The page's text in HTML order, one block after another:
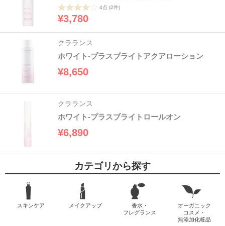
4点 (2件)
¥3,780
クラランス
ホワイト-プラスブライトアクアローション
¥8,650
クラランス
ホワイト-プラスブライトロールオン
¥6,890
カテゴリから探す
スキンケア メイクアップ
香水・
フレグランス
オーガニック
コスメ・
無添加化粧品